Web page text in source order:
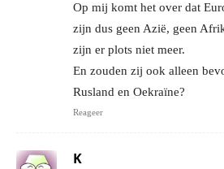
Op mij komt het over dat
zijn dus geen Azië, geen
zijn er plots niet meer.
En zouden zij ook alleen
Rusland en Oekraïne?
Reageer
K